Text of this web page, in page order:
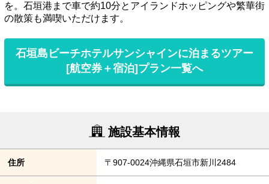
を。石垣港まで車で約10分とアイランドホッピングや繁華街
の散策も満喫いただけます。
石垣島ビーチホテルサンシャインに泊まるツアー
[航空券＋宿泊]プラン一覧へ
施設基本情報
住所 〒907-0024沖縄県石垣市新川2484